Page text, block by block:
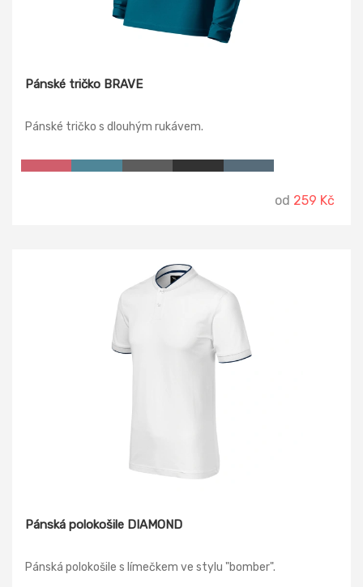
Pánské tričko BRAVE
Pánské tričko s dlouhým rukávem.
od 259 Kč
Pánská polokošile DIAMOND
Pánská polokošile s límečkem ve stylu "bomber".